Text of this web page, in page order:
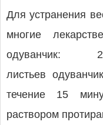
Для устранения
многие
листьев
течение 15
раствором